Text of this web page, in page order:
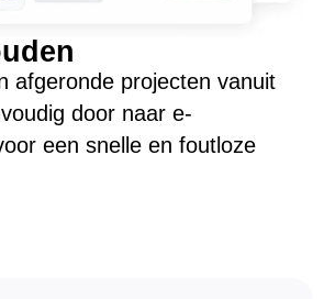
afgeronde projecten vanuit
door naar e-
een snelle en foutloze